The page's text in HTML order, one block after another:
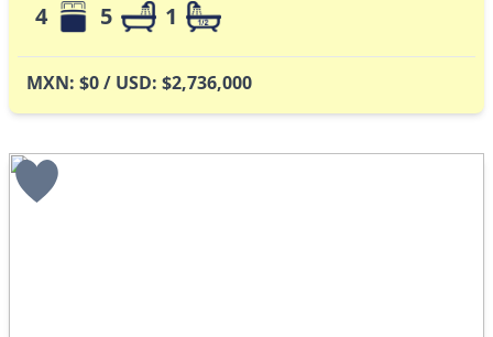
4 5 1
MXN: $0 / USD: $2,736,000